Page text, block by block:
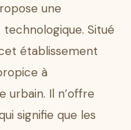
une
Situé
établissement
à
urbain. Il n’offre
signifie que les